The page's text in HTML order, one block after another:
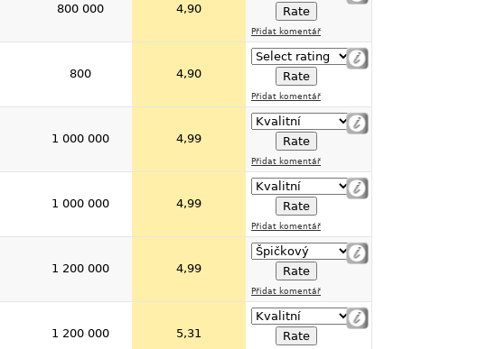
800 000 4,90
Přidat komentář
800 4,90
Přidat komentář
1 000 000 4,99
Přidat komentář
1 000 000 4,99
Přidat komentář
1 200 000 4,99
Přidat komentář
1 200 000 5,31